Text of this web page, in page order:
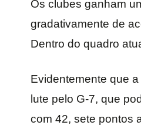
Os clubes ganham
gradativamente de
Dentro do quadro
Evidentemente que
lute pelo G-7, que
com 42, sete pontos